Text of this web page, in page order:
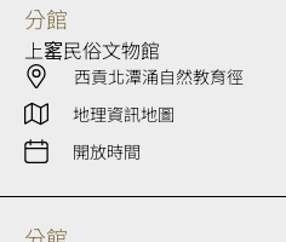
分館
上窰民俗文物館
西貢北潭涌自然教育徑
地理資訊地圖
開放時間